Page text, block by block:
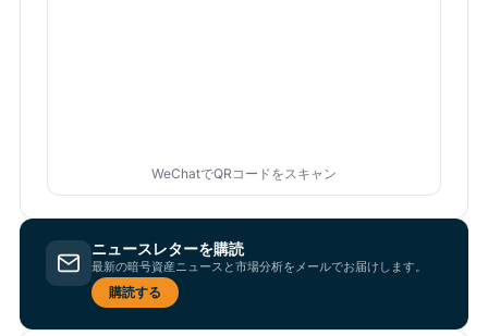
WeChatでQRコードをスキャン
ニュースレターを購読
最新の暗号資産ニュースと市場分析をメールでお届けします。
購読する